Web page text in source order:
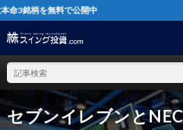
で公開中
セブンイレブンと